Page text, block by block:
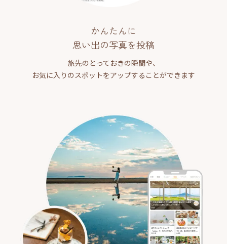
かんたんに
思い出の写真を投稿
旅先のとっておきの瞬間や、
お気に入りのスポットをアップすることができます